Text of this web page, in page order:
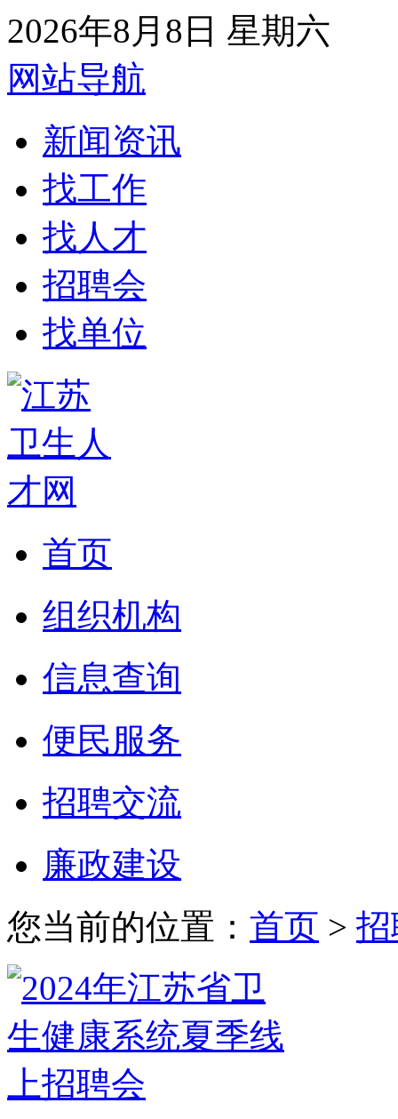
2026年8月8日 星期六
网站导航
新闻资讯
找工作
找人才
招聘会
找单位
首页
组织机构
信息查询
便民服务
招聘交流
廉政建设
您当前的位置： 首页 >